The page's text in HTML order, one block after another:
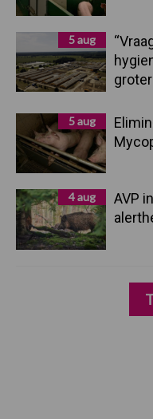
5 aug
5 aug
4 aug
AVP